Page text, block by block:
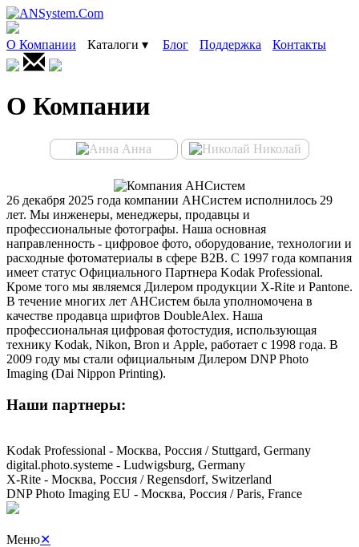
О Компании Каталоги ▾ Блог Поддержка Контакты
О Компании
Анна Николай
26 декабря 2025 года компании АНСистем исполнилось 29
лет. Мы инженеры, менеджеры, продавцы и
профессиональные фотографы. Наша основная
направленность - цифровое фото, оборудование, технологии и
расходные фотоматериалы в сфере B2B. С 1997 года компания
имеет статус Официального Партнера Kodak Professional.
Кроме того мы являемся Дилером продукции X-Rite и Pantone.
В течение многих лет АНСистем была уполномочена в
качестве продавца шрифтов DoubleAlex. Наша
профессиональная цифровая фотостудия, использующая
технику Kodak, Nikon, Bron и Apple, работает с 1998 года. В
2009 году мы стали официальным Дилером DNP Photo
Imaging (Dai Nippon Printing).
Наши партнеры:
Kodak Professional - Москва, Россия / Stuttgard, Germany
digital.photo.systeme - Ludwigsburg, Germany
X-Rite - Москва, Россия / Regensdorf, Switzerland
DNP Photo Imaging EU - Москва, Россия / Paris, France
Меню✕